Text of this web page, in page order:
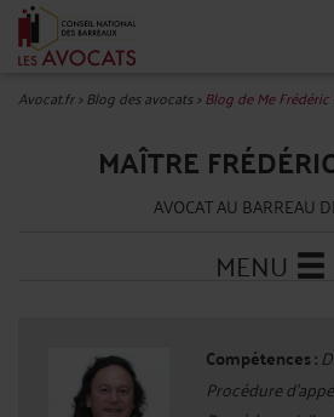
Avocat.fr>Blog des avocats>Blog de Me Frédéric
MAÎTRE
AVOCAT AU BARREAU
MENU
Compétences :
Procédure